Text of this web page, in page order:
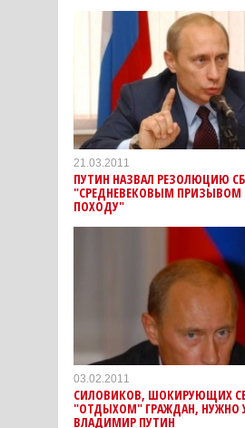
21.03.2011
ПУТИН НАЗВАЛ РЕЗОЛЮЦИЮ
"СРЕДНЕВЕКОВЫМ ПРИЗЫВОМ
ПОХОДУ"
03.02.2011
СИЛОВИКОВ, ШОКИРУЮЩИХ
"ОТДЫХОМ" ГРАЖДАН, НУЖНО
ВЛАДИМИР ПУТИН